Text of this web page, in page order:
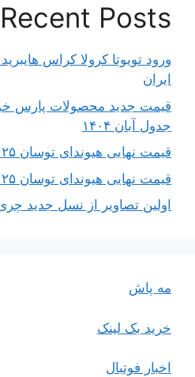
Recent Posts
ایران
قیمت جدید محصولات پارس
جدول آبان ۱۴۰۴
قیمت نهایی هیوندای توسان ۲۰۲۵
قیمت نهایی هیوندای توسان ۲۰۲۵
اولین تصاویر از نسل جدید چری تیگو 7
مه پاش
خرید بک لینک
اخبار فوتبال